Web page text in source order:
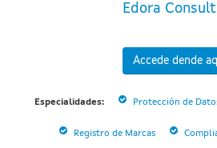
Edora
Accede dende
Especialidades: Protección de
Registro de Marcas